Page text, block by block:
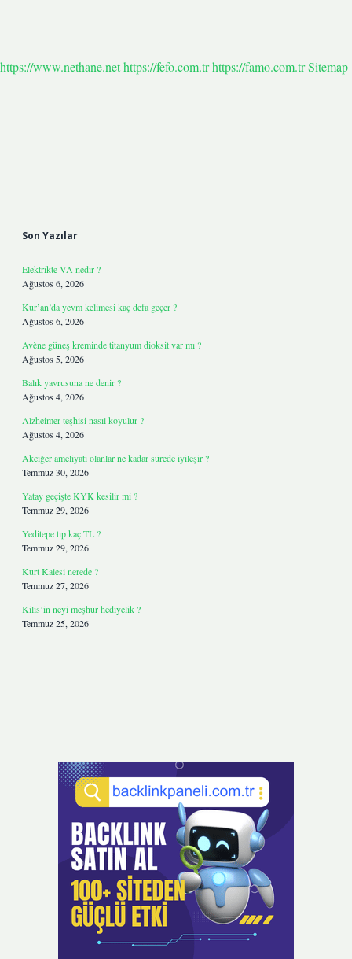
https://www.nethane.nethttps://fefo.com.trhttps://famo.com.trSitemap
Son Yazılar
Elektrikte VA nedir ?
Ağustos 6, 2026
Kur’an’da yevm kelimesi kaç defa geçer ?
Ağustos 6, 2026
Avène güneş kreminde titanyum dioksit var mı ?
Ağustos 5, 2026
Balık yavrusuna ne denir ?
Ağustos 4, 2026
Alzheimer teşhisi nasıl koyulur ?
Ağustos 4, 2026
Akciğer ameliyatı olanlar ne kadar sürede iyileşir ?
Temmuz 30, 2026
Yatay geçişte KYK kesilir mi ?
Temmuz 29, 2026
Yeditepe tıp kaç TL ?
Temmuz 29, 2026
Kurt Kalesi nerede ?
Temmuz 27, 2026
Kilis’in neyi meşhur hediyelik ?
Temmuz 25, 2026